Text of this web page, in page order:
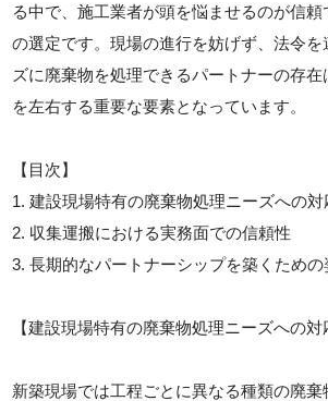
る中で、施工業者が頭を悩ませるのが信
の選定です。現場の進行を妨げず、法令
ズに廃棄物を処理できるパートナーの存
を左右する重要な要素となっています。
【目次】
1. 建設現場特有の廃棄物処理ニーズへの対
2. 収集運搬における実務面での信頼性
3. 長期的なパートナーシップを築くための
【建設現場特有の廃棄物処理ニーズへの対
新築現場では工程ごとに異なる種類の廃棄